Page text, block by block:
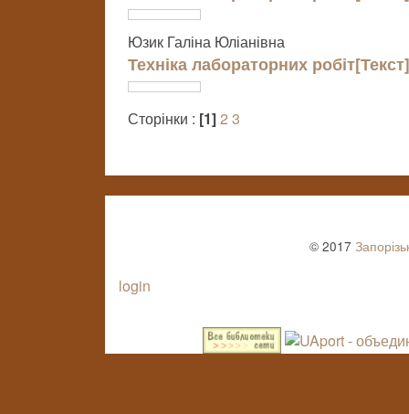
Юзик Галіна Юліанівна
Техніка лабораторних робіт[Текст]
Сторінки : [1]2 3
© 2017
login